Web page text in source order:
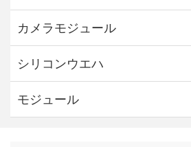
カメラモジュール
シリコンウエハ
モジュール